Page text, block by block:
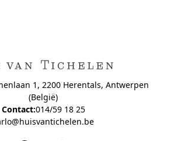
1, 2200 Herentals, Antwerpen
(België)
Contact:014/59 18 25